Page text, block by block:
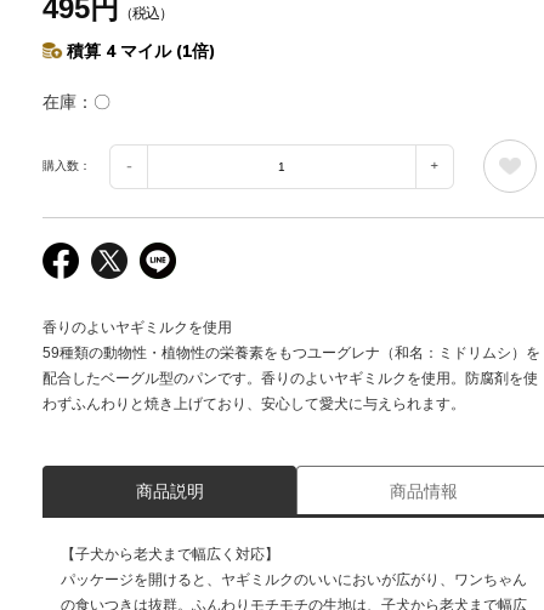
495円 （税込）
積算 4 マイル (1倍)
在庫 〇
購入数：
香りのよいヤギミルクを使用
59種類の動物性・植物性の栄養素をもつユーグレナ（和名：ミドリムシ）を
配合したベーグル型のパンです。香りのよいヤギミルクを使用。防腐剤を使
わずふんわりと焼き上げており、安心して愛犬に与えられます。
商品説明 商品情報
【子犬から老犬まで幅広く対応】
パッケージを開けると、ヤギミルクのいいにおいが広がり、ワンちゃん
の食いつきは抜群。ふんわりモチモチの生地は、子犬から老犬まで幅広